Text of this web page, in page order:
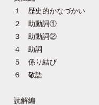
１ 歴史的かなづかい
２ 助動詞①
３ 助動詞②
４ 助詞
５ 係り結び
６ 敬語
読解編